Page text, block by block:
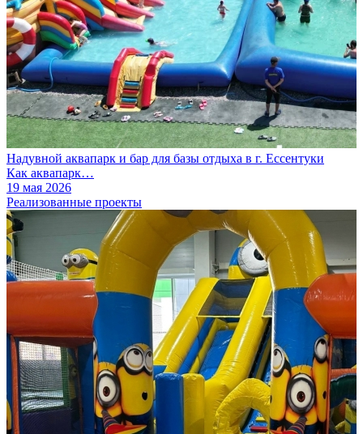
Надувной аквапарк и бар для базы отдыха в г. Ессентуки
Как аквапарк…
19 мая 2026
Реализованные проекты